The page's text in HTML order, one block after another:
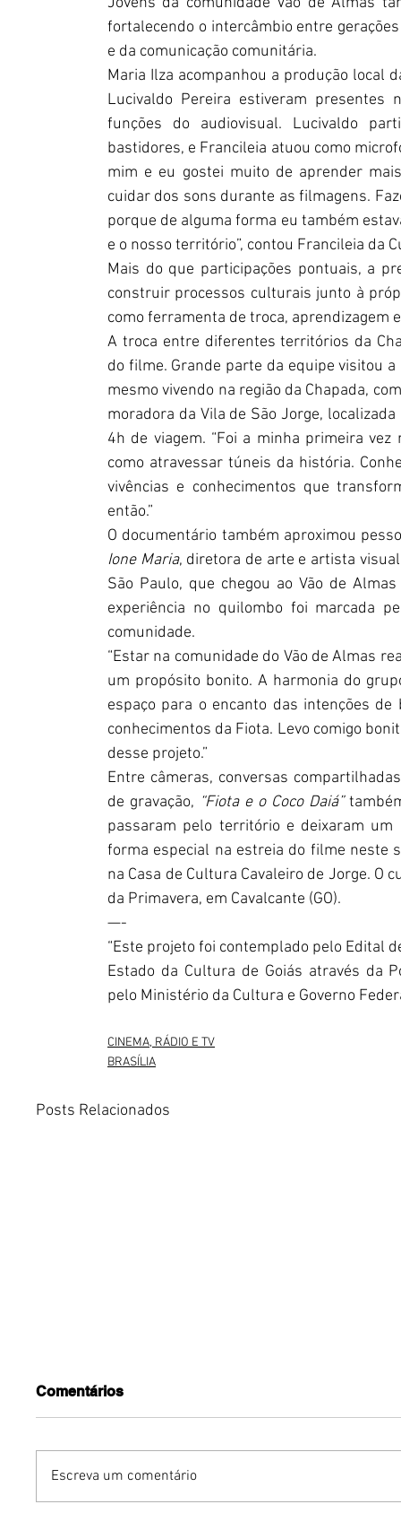
fortalecendo o intercâmbio entre
e da comunicação comunitária.
Maria Ilza acompanhou a produção local
Lucivaldo Pereira estiveram presentes
funções do audiovisual. Lucivaldo
bastidores, e Francileia atuou como
mim e eu gostei muito de aprender
cuidar dos sons durante as filmagens.
porque de alguma forma eu também
e o nosso território”, contou Francileia da
Mais do que participações pontuais, a
construir processos culturais junto à
como ferramenta de troca, aprendizagem
A troca entre diferentes territórios da
do filme. Grande parte da equipe visitou
mesmo vivendo na região da Chapada,
moradora da Vila de São Jorge,
4h de viagem. “Foi a minha primeira
como atravessar túneis da história.
vivências e conhecimentos que
então.”
Ione Maria, diretora de arte e artista
São Paulo, que chegou ao Vão de
experiência no quilombo foi marcada
comunidade.
“Estar na comunidade do Vão de Almas
um propósito bonito. A harmonia do
espaço para o encanto das intenções
conhecimentos da Fiota. Levo comigo
desse projeto.”
Entre câmeras, conversas
de gravação, “Fiota e o Coco Daiá”
passaram pelo território e deixaram
forma especial na estreia do filme neste
na Casa de Cultura Cavaleiro de Jorge. O
da Primavera, em Cavalcante (GO).
—-
“Este projeto foi contemplado pelo Edital
Estado da Cultura de Goiás através da
pelo Ministério da Cultura e Governo
CINEMA, RÁDIO E TV
BRASÍLIA
Posts Relacionados
Comentários
Escreva um comentário